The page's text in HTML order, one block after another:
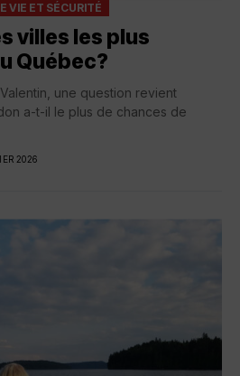
VIE ET SÉCURITÉ
villes les plus
Québec?
une question revient
a-t-il le plus de chances de
2026